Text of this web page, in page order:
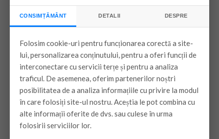
CONSIMȚĂMÂNT DETALII DESPRE
Folosim cookie-uri pentru funcționarea corectă a site-
lui, personalizarea conținutului, pentru a oferi funcții de
interconectare cu servicii terțe și pentru a analiza
traficul. De asemenea, oferim partenerilor noștri
posibilitatea de a analiza informațiile cu privire la modul
în care folosiți site-ul nostru. Aceștia le pot combina cu
alte informații oferite de dvs. sau culese în urma
folosirii serviciilor lor.